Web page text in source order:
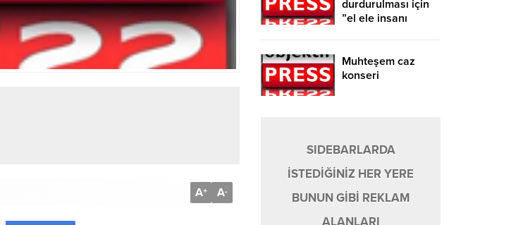
A+ A-
durdurulması için
”el ele insanı
Muhteşem caz
konseri
SIDEBARLARDA
İSTEDİĞİNİZ HER YERE
BUNUN GİBİ REKLAM
ALANLARI